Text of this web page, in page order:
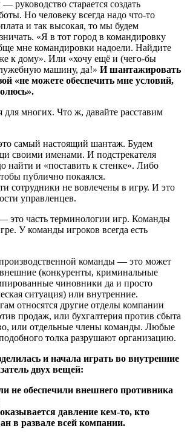
руководство старается создать
Но человеку всегда надо что-то
и так высокая, то мы будем
«Я в тот город в командировку
мне командировки надоели. Найдите
к дому». Или «хочу ещё и (чего-бы
машину, да!» И шантажировать
«не можете обеспечить мне условий,
для многих. Что ж, давайте расставим
самый настоящий шантаж. Будем
своими именами. И подстрекателя
найти и «поставить к стенке». Либо
публично покаялся.
сотрудники не вовлечены в игру. И это
управленцев.
это часть терминологии игр. Команды
У команды игроков всегда есть
команды — это может
(конкуренты, криминальные
чиновники да и просто
ситуация) или внутренние.
относятся другие отделы компании
продаж, или бухгалтерия против сбыта
или отдельные члены команды. Любые
толка разрушают организацию.
и начала играть во внутренние
двух вещей:
не обеспечили внешнего противника
давление кем-то, кто
в развале всей компании.